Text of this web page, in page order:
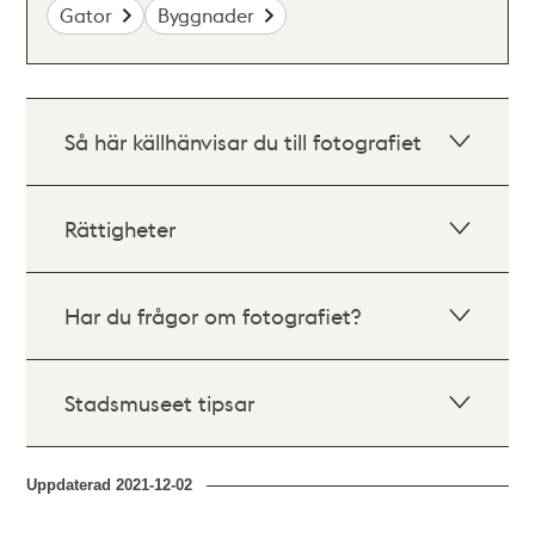
Gator Byggnader
Så här källhänvisar du till fotografiet
Rättigheter
Har du frågor om fotografiet?
Stadsmuseet tipsar
Uppdaterad2021-12-02